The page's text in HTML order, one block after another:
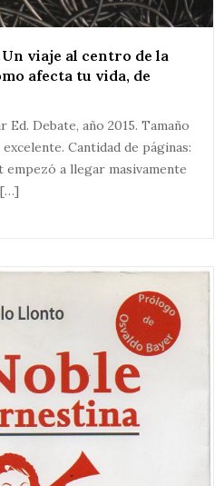
viaje al centro de la
afecta tu vida, de
Debate, año 2015. Tamaño
Cantidad de páginas:
empezó a llegar masivamente
[…]